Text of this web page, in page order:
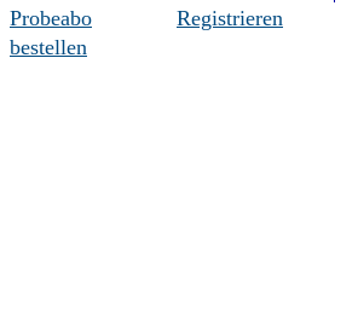
Probeabo
bestellen
Registrieren